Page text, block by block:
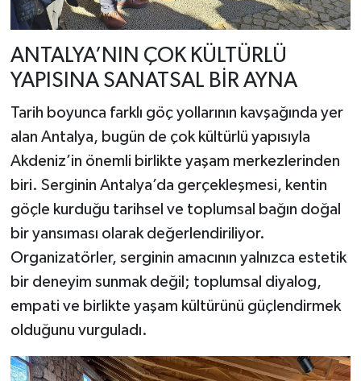
ANTALYA’NIN ÇOK KÜLTÜRLÜ
YAPISINA SANATSAL BİR AYNA
Tarih boyunca farklı göç yollarının kavşağında yer
alan Antalya, bugün de çok kültürlü yapısıyla
Akdeniz’in önemli birlikte yaşam merkezlerinden
biri. Serginin Antalya’da gerçekleşmesi, kentin
göçle kurduğu tarihsel ve toplumsal bağın doğal
bir yansıması olarak değerlendiriliyor.
Organizatörler, serginin amacının yalnızca estetik
bir deneyim sunmak değil; toplumsal diyalog,
empati ve birlikte yaşam kültürünü güçlendirmek
olduğunu vurguladı.